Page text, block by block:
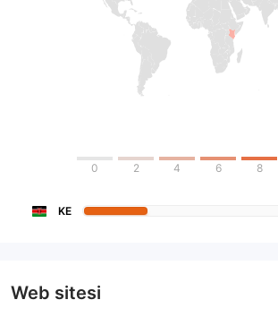
0 2 4 6 8
KE
Web sitesi